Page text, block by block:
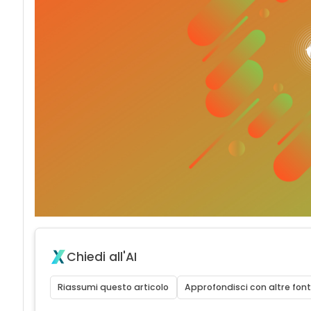
Chiedi all'AI
Riassumi questo articolo Approfondisci con altre